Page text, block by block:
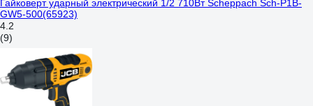
Гайковерт ударный электрический 1/2 710Вт Scheppach Sch-P1B-
GW5-500(65923)
4.2
(9)